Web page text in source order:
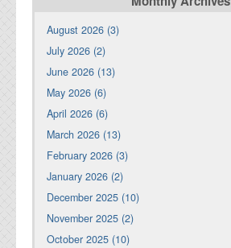
August 2026 (3)
July 2026 (2)
June 2026 (13)
May 2026 (6)
April 2026 (6)
March 2026 (13)
February 2026 (3)
January 2026 (2)
December 2025 (10)
November 2025 (2)
October 2025 (10)